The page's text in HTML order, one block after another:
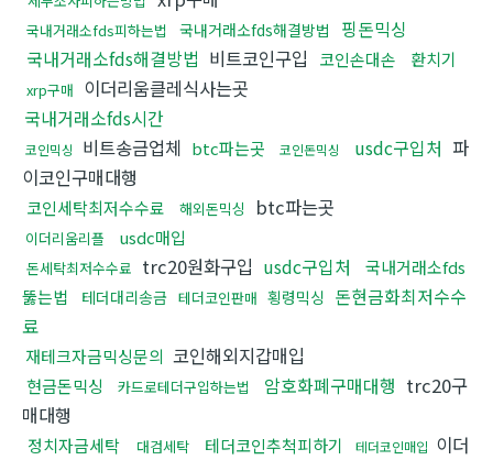
국내거래소fds피하는법 국내거래소fds해결방법
핑돈믹싱
국내거래소fds해결방법 비트코인구입 코인손대손 환치기
xrp구매 이더리움클레식사는곳
국내거래소fds시간
코인믹싱 비트송금업체 btc파는곳 코인돈믹싱 usdc구입처 파
이코인구매대행
코인세탁최저수수료 해외돈믹싱 btc파는곳
이더리움리플 usdc매입
돈세탁최저수수료 trc20원화구입 usdc구입처
국내거래소fds
뚫는법
테더대리송금 테더코인판매 횡령믹싱 돈현금화최저수수
료
재테크자금믹싱문의 코인해외지갑매입
현금돈믹싱 카드로테더구입하는법 암호화폐구매대행 trc20구
매대행
정치자금세탁 대검세탁 테더코인추척피하기 테더코인매입 이더